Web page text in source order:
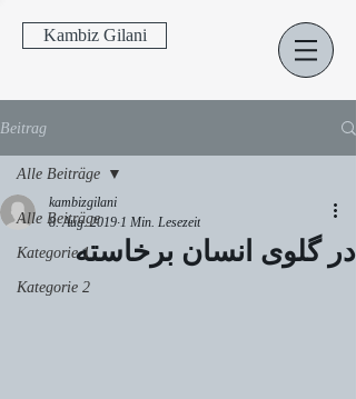
Kambiz Gilani
Beitrag
Alle Beiträge
Kategorie 1
Kategorie 2
Alle Beiträge
در گلوی انسان برخاسته
kambizgilani
8. Aug. 2019 1 Min. Lesezeit